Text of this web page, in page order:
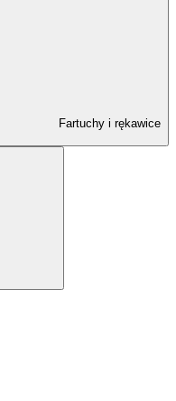
Fartuchy i rękawice